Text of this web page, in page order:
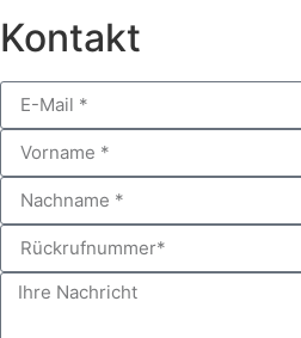
Kontakt